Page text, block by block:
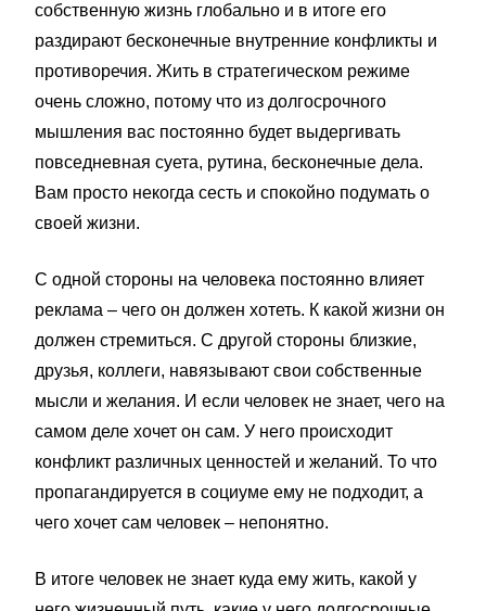
собственную жизнь глобально и в итоге его
раздирают бесконечные внутренние конфликты и
противоречия. Жить в стратегическом режиме
очень сложно, потому что из долгосрочного
мышления вас постоянно будет выдергивать
повседневная суета, рутина, бесконечные дела.
Вам просто некогда сесть и спокойно подумать о
своей жизни.
С одной стороны на человека постоянно влияет
реклама – чего он должен хотеть. К какой жизни он
должен стремиться. С другой стороны близкие,
друзья, коллеги, навязывают свои собственные
мысли и желания. И если человек не знает, чего на
самом деле хочет он сам. У него происходит
конфликт различных ценностей и желаний. То что
пропагандируется в социуме ему не подходит, а
чего хочет сам человек – непонятно.
В итоге человек не знает куда ему жить, какой у